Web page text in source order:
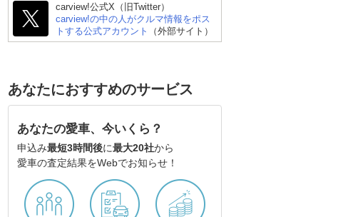
carview!公式X（旧Twitter）
carview!の中の人がクルマ情報をポス
トする公式アカウント
（外部サイト）
あなたにおすすめのサービス
あなたの愛車、今いくら？
申込み最短3時間後に最大20社から
愛車の査定結果をWebでお知らせ！